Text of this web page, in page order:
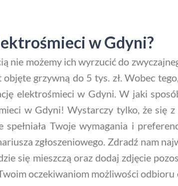
w Gdyni?
nie możemy ich wyrzucić do
grzywną do 5 tys. zł. Wobec
elektrośmieci w Gdyni. W jaki
w Gdyni! Wystarczy tylko, że się
Twoje wymagania i
zgłoszeniowego. Zdradź nam
się mieszczą oraz dodaj zdjęcie
oczekiwaniom możliwości